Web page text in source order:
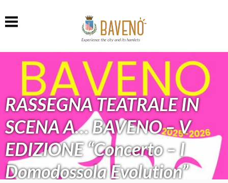
Experience the city and its hamlets
RASSEGNA TEATRALE IN
SCENA A… BAVENO – V
EDIZIONE “Concerto – I
Domodossola Evolution”